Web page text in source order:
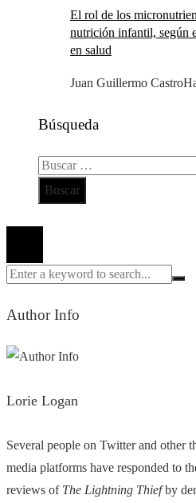
El rol de los
nutrición infantil, según
en salud
Juan Guillermo Castro
Búsqueda
Buscar:
Author Info
Lorie Logan
Several people on Twitter and other
media platforms have responded to
reviews of The Lightning Thiefby